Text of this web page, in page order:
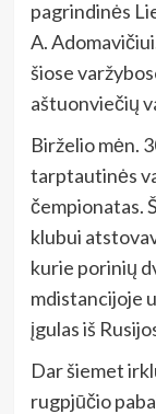
pagrindinės
A.
šiose
aštuonviečių
Birželio mėn.
tarptautinės
čempionatas.
klubui
kurie porinių
mdistancijoje
įgulas iš
Dar šiemet
rugpjūčio